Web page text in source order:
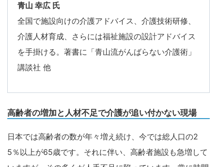
青山 幸広 氏
全国で施設向けの介護アドバイス、介護技術研修、
介護人材育成、さらには福祉施設の設計アドバイス
を手掛ける。著書に「青山流がんばらない介護術」
講談社 他
高齢者の増加と人材不足で介護が追い付かない現場
日本では高齢者の数が年々増え続け、今では総人口の2
5％以上が65歳です。それに伴い、高齢者施設も急増して